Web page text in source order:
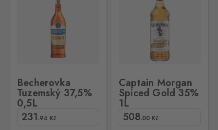
Becherovka
Tuzemský 37,5%
0,5L
231.94 Kč
Captain Morgan
Spiced Gold 35%
1L
508.00 Kč